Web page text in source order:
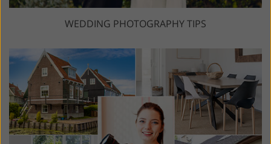
WEDDING PHOTOGRAPHY TIPS